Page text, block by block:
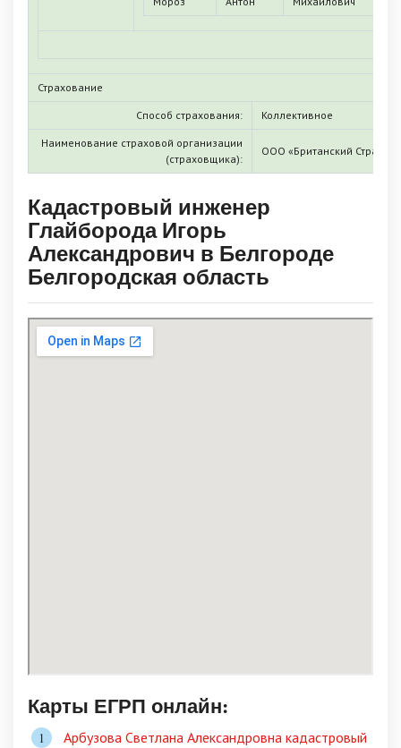
Страхование
Способ страхования: Коллективное
Наименование страховой организации
(страховщика):
ООО «Британский
Кадастровый инженер
Глайборода Игорь
Александрович в Белгороде
Белгородская область
Карты ЕГРП онлайн:
Арбузова Светлана Александровна кадастровый